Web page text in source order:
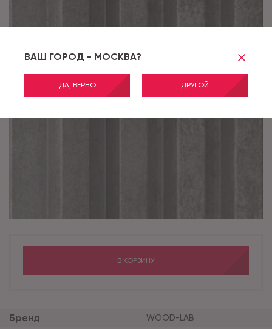
ВАШ ГОРОД - МОСКВА?
ДА, ВЕРНО ДРУГОЙ
Бренд WOOD-LAB
В КОРЗИНУ